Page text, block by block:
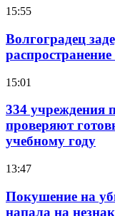
15:55
Волгоградец
15:01
334 учреждения
проверяют
учебному году
13:47
Покушение на
напала на